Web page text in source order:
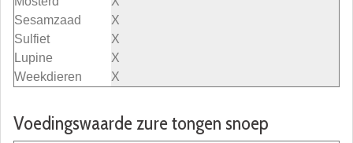
Sesamzaad
X
Sulfiet
X
Lupine
X
Weekdieren
X
Voedingswaarde zure tongen snoep